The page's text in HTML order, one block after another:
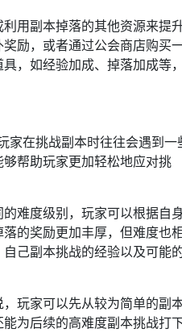
用副本掉落的其他资源来提
励，或者通过公会商店购买
，如经验加成、掉落加成等，
家在挑战副本时往往会遇到一
帮助玩家更加轻松地应对挑
难度级别，玩家可以根据自
的奖励更加丰厚，但难度也相
己副本挑战的经验以及可能
玩家可以先从较为简单的副
为后续的高难度副本挑战打